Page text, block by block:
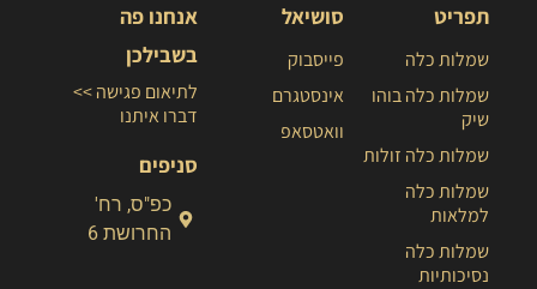
תפריט
שמלות כלה
שמלות כלה בוהו
שיק
שמלות כלה זולות
שמלות כלה
למלאות
שמלות כלה
נסיכותיות
סושיאל
פייסבוק
אינסטגרם
וואטסאפ
אנחנו פה
בשבילכן
לתיאום פגישה >>
דברו איתנו
סניפים
כפ"ס, רח'
החרושת 6